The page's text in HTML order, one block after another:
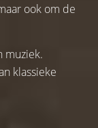
ook om de
muziek.
klassieke